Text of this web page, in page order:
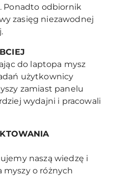
Ponadto odbiornik
zasięg niezawodnej
do laptopa mysz
użytkownicy
zamiast panelu
wydajni i pracowali
naszą wiedzę i
o różnych